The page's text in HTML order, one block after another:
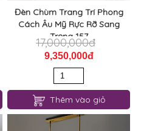
Đèn Chùm Trang Trí Phong
Cách Âu Mỹ Rực Rỡ Sang
Trọng 157
17,000,000đ
9,350,000đ
Thêm vào giỏ